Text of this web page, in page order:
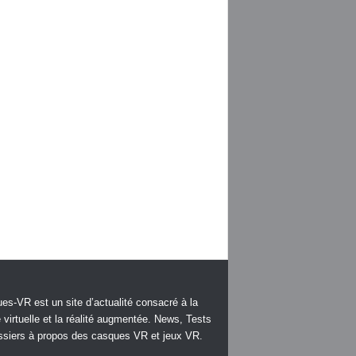
VR est un site d’actualité consacré à la
virtuelle et la réalité augmentée. News, Tests
à propos des casques VR et jeux VR.